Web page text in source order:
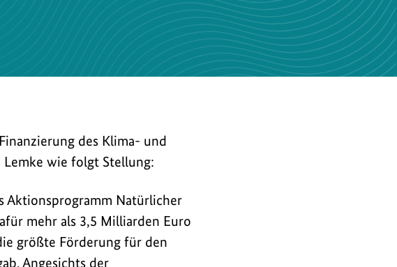
des Klima- und
wie folgt Stellung:
Aktionsprogramm Natürlicher
mehr als 3,5 Milliarden Euro
größte Förderung für den
Angesichts der